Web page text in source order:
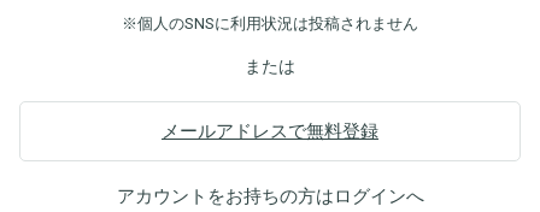
※個人のSNSに利用状況は投稿されません
または
メールアドレスで無料登録
アカウントをお持ちの方はログインへ